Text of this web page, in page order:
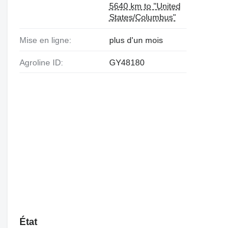
5640 km to "United
States/Columbus"
Mise en ligne: plus d'un mois
Agroline ID: GY48180
État